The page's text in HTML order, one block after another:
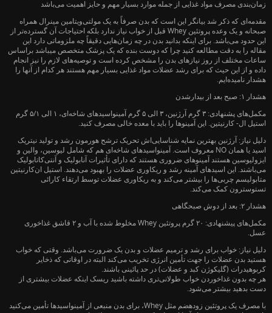
زمان‌بندی مصرف مواد غذایی از جمله موارد بسیار مهم و حایز اهمیت می‌باشد
مقدمه‌ای که ذکر شد بیانگر این است که بدن صرفاً به یک مولتی‌ویتامین مینرال همراه
صبحانه و یک وعده پروتئین Whey قبل از خواب نیاز ندارد بلکه احتیاجات آن گسترده‌تر از
این حدود می‌باشد. برای اینکه بدانید بدن در چه زمان‌هایی دقیقاً چه ملزوماتی دارد این
مقاله را به دقت مطالعه کنید چرا که دوست بنده که یک پزشک متخصص میباشد براساس
ساعات مختلف از روز نیازهای بدن را مشخص کرده است و توصیه‌های لازم را نیز انجام
داده و از این حیث که برای رشد عضلات مواد غذایی بسیار مهم هستند هر کدام از آنها را
هشدار نامیده‌ایم.
هشدار ۱: صبح بعد از بیدارشدن
مکمل‌های پشنهادی: ۳ گرم آرژنین، ۳ الی ۵ گرم آمینواسیدهای شاخه‌ای، ۱ الی ۵/۱ گرم
استیل ال- کارنیتین. این آمینوها را باید با معده خالی مصرف کنید.
دلیل نیاز: آرژنین بهترین نمایه شناسایی‌اش تحریک ترشح هورمون رشد و تولید نیتریک
اسید یا همان NO معروف است. آمینواسیدهای شاخه‌ای هم که شامل لیوسین، والین و
ایزولیوسین هستند آمینوهای ضروری هستند که دارای تأثیرات آنابولیک و آنتی‌کاتابولیک
می‌باشند. این اسیدهای آمینه رشد و ریکاوری عضلات را بهبود می‌دهند. استیل ان‌کارنیتین
متابولیسم چربی‌ها را بیشتر می‌کند و به ریکاوری عضلات توسط ارتقاء کارائی
تستوسترون کمک می‌کند.
هشدار ۲: بعد از دوش صبحگاهی
مکمل‌های پیشنهادی: ۲۰ گرم پروتئین Whey مخلوط شده با آب و ۲ قاشق غذاخوری
عسل.
دلیل نیاز: خواب برای رشد و ترمیم عضلات و بدن یک ضرورت می‌باشد. وقتی که خواب
هستید بدن عضلات را جهت تأمین انرژی تخریب می‌کند البته در اوقاتی که ذخایر
کربوهیدرات (گلیکوژن کبد و عضلات) در حد پائینی باشند.
هر چه بدون غذاخوردن خواب طولانی‌تری داشته باشید ریسک اینکه عضلات بیشتری از
دست بدهید بیشتر می‌شود.
با مصرف یک پروتئین زودهضم مثل Whey، برای بدن منبعی از آمینواسیدها تأمین می‌کنید